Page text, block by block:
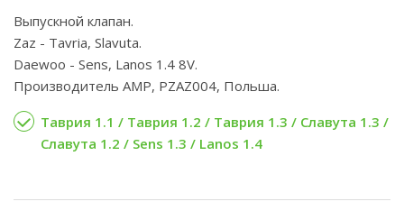
Выпускной клапан.
Zaz - Tavria, Slavuta.
Daewoo - Sens, Lanos 1.4 8V.
Производитель AMP, PZAZ004, Польша.
Таврия 1.1 / Таврия 1.2 / Таврия 1.3 / Славута 1.3 /
Славута 1.2 / Sens 1.3 / Lanos 1.4